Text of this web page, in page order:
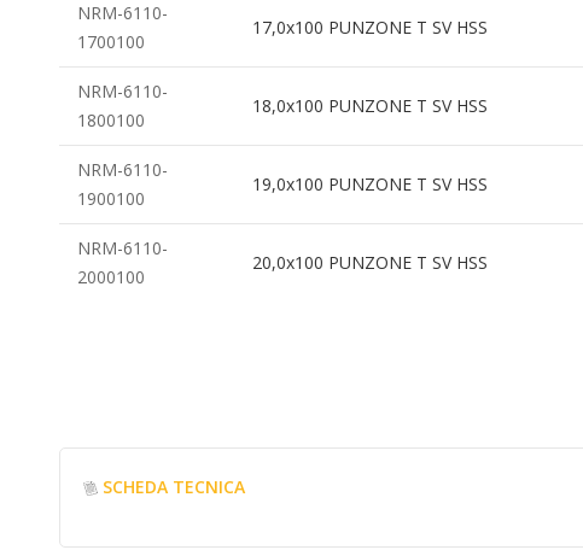
NRM-6110-
1700100
17,0x100 PUNZONE T SV HSS
NRM-6110-
1800100
18,0x100 PUNZONE T SV HSS
NRM-6110-
1900100
19,0x100 PUNZONE T SV HSS
NRM-6110-
2000100
20,0x100 PUNZONE T SV HSS
SCHEDA TECNICA